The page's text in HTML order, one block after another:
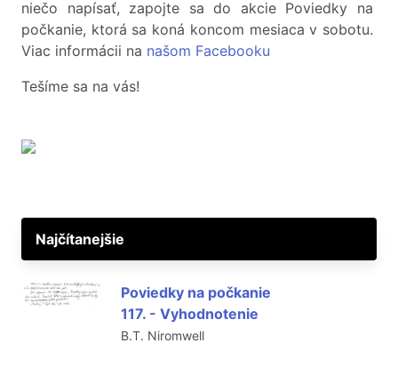
niečo napísať, zapojte sa do akcie Poviedky na
počkanie, ktorá sa koná koncom mesiaca v sobotu.
Viac informácii na našom Facebooku
Tešíme sa na vás!
Najčítanejšie
Poviedky na počkanie
117. - Vyhodnotenie
B.T. Niromwell